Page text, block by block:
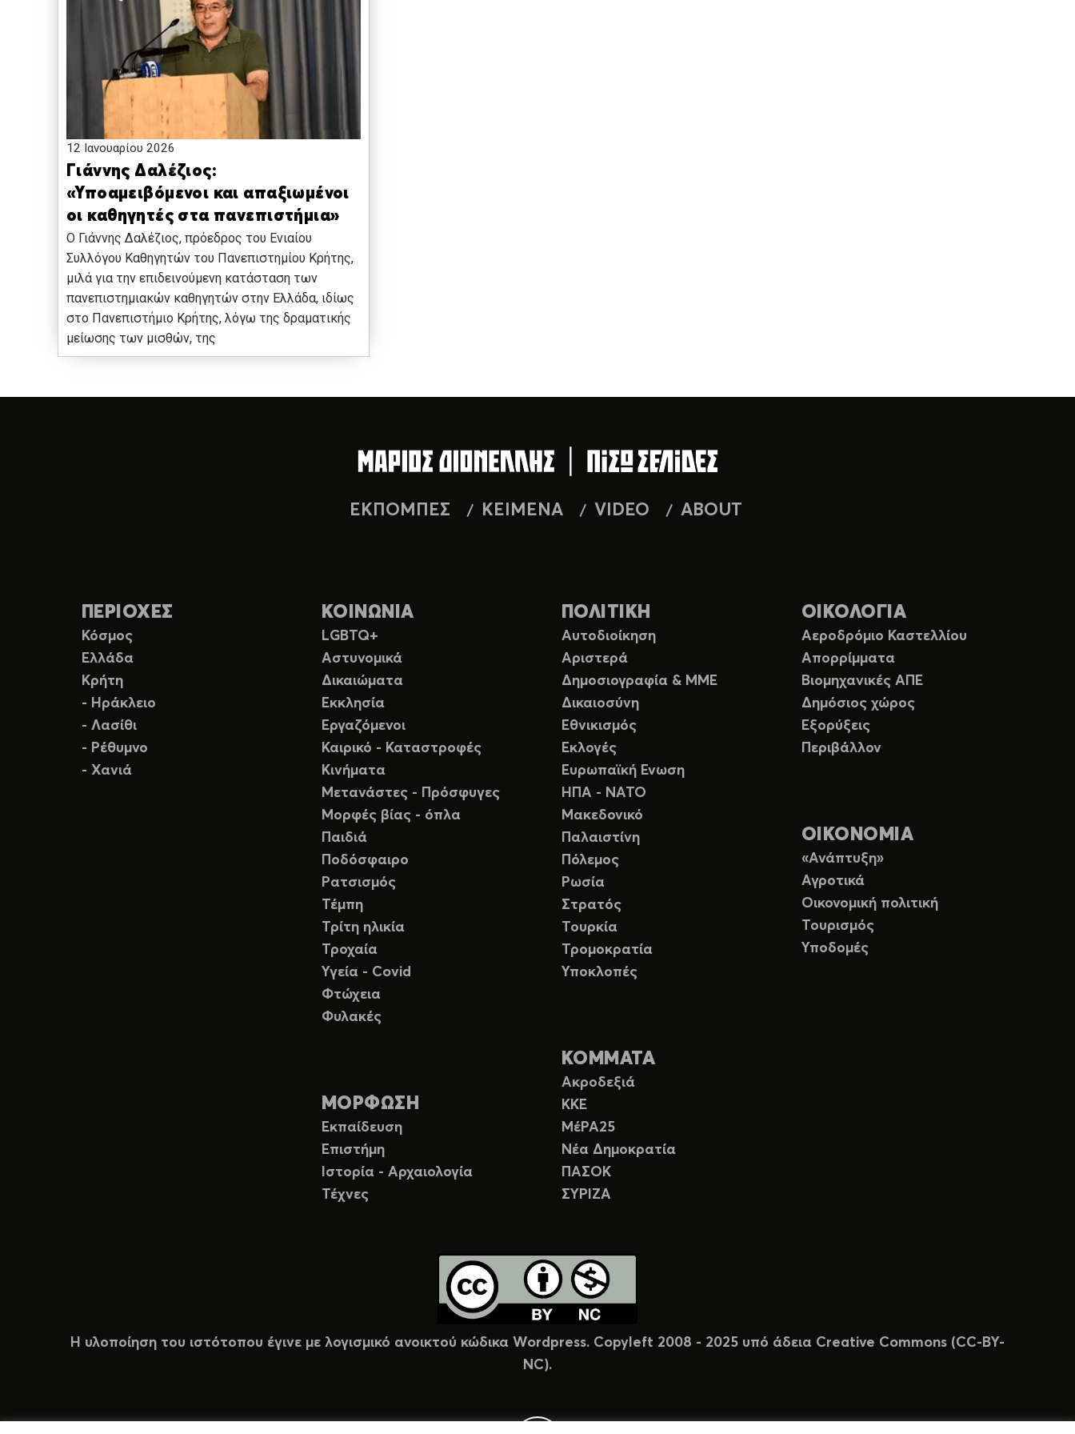
12 Ιανουαρίου 2026
Γιάννης Δαλέζιος:
«Υποαμειβόμενοι και απαξιωμένοι
οι καθηγητές στα πανεπιστήμια»
O Γιάννης Δαλέζιος, πρόεδρος του Ενιαίου
Συλλόγου Καθηγητών του Πανεπιστημίου Κρήτης,
μιλά για την επιδεινούμενη κατάσταση των
πανεπιστημιακών καθηγητών στην Ελλάδα, ιδίως
στο Πανεπιστήμιο Κρήτης, λόγω της δραματικής
μείωσης των μισθών, της
ΕΚΠΟΜΠΕΣ ΚΕΙΜΕΝΑ VIDEO ABOUT
ΠΕΡΙΟΧΕΣ
Κόσμος
Ελλάδα
Κρήτη
- Ηράκλειο
- Λασίθι
- Ρέθυμνο
- Χανιά
ΚΟΙΝΩΝΙΑ
LGBTQ+
Αστυνομικά
Δικαιώματα
Εκκλησία
Εργαζόμενοι
Καιρικό - Καταστροφές
Κινήματα
Μετανάστες - Πρόσφυγες
Μορφές βίας - όπλα
Παιδιά
Ποδόσφαιρο
Ρατσισμός
Τέμπη
Τρίτη ηλικία
Τροχαία
Υγεία - Covid
Φτώχεια
Φυλακές
ΜΟΡΦΩΣΗ
Εκπαίδευση
Επιστήμη
Ιστορία - Αρχαιολογία
Τέχνες
ΠΟΛΙΤΙΚΗ
Αυτοδιοίκηση
Αριστερά
Δημοσιογραφία & ΜΜΕ
Δικαιοσύνη
Εθνικισμός
Εκλογές
Ευρωπαϊκή Ενωση
ΗΠΑ - ΝΑΤΟ
Μακεδονικό
Παλαιστίνη
Πόλεμος
Ρωσία
Στρατός
Τουρκία
Τρομοκρατία
Υποκλοπές
ΚΟΜΜΑΤΑ
Ακροδεξιά
ΚΚΕ
ΜέΡΑ25
Νέα Δημοκρατία
ΠΑΣΟΚ
ΣΥΡΙΖΑ
ΟΙΚΟΛΟΓΙΑ
Αεροδρόμιο Καστελλίου
Απορρίμματα
Βιομηχανικές ΑΠΕ
Δημόσιος χώρος
Εξορύξεις
Περιβάλλον
ΟΙΚΟΝΟΜΙΑ
«Ανάπτυξη»
Αγροτικά
Οικονομική πολιτική
Τουρισμός
Υποδομές
Η υλοποίηση του ιστότοπου έγινε με λογισμικό ανοικτού κώδικα Wordpress. Copyleft 2008 - 2025 υπό άδεια Creative Commons (CC-BY-
NC).